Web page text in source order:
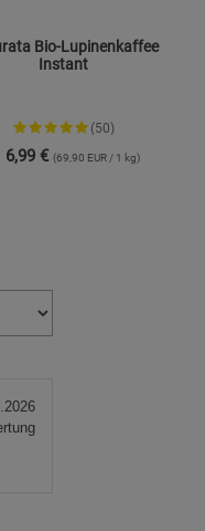
Bio-Lupinenkaffee
Instant
(50)
6,99 € (69,90 EUR / 1 kg)